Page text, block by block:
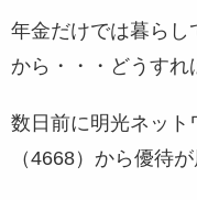
年金だけでは暮らし
から・・・どうすれ
数日前に明光ネット
（4668）から優待